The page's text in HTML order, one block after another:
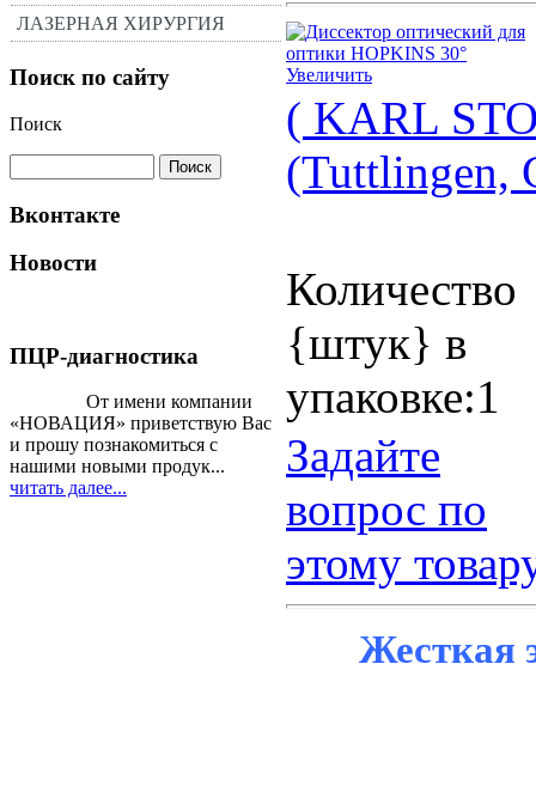
ЛАЗЕРНАЯ ХИРУРГИЯ
Поиск по сайту
Поиск
Вконтакте
Новости
ПЦР-диагностика
От имени компании
«НОВАЦИЯ» приветствую Вас
и прошу познакомиться с
нашими новыми продук...
читать далее...
Увеличить
( KARL
(Tuttlingen,
Количество
{штук} в
упаковке:1
Задайте
вопрос по
этому
Жесткая